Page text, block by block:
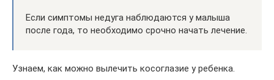
Если симптомы недуга наблюдаются у малыша
после года, то необходимо срочно начать лечение.
Узнаем, как можно вылечить косоглазие у ребенка.